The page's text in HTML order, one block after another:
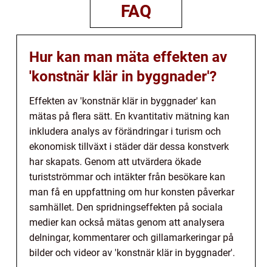
FAQ
Hur kan man mäta effekten av
'konstnär klär in byggnader'?
Effekten av 'konstnär klär in byggnader' kan
mätas på flera sätt. En kvantitativ mätning kan
inkludera analys av förändringar i turism och
ekonomisk tillväxt i städer där dessa konstverk
har skapats. Genom att utvärdera ökade
turistströmmar och intäkter från besökare kan
man få en uppfattning om hur konsten påverkar
samhället. Den spridningseffekten på sociala
medier kan också mätas genom att analysera
delningar, kommentarer och gillamarkeringar på
bilder och videor av 'konstnär klär in byggnader'.